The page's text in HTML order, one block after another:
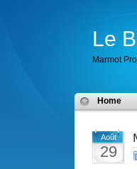
Le
Marmot
Home
Août
29